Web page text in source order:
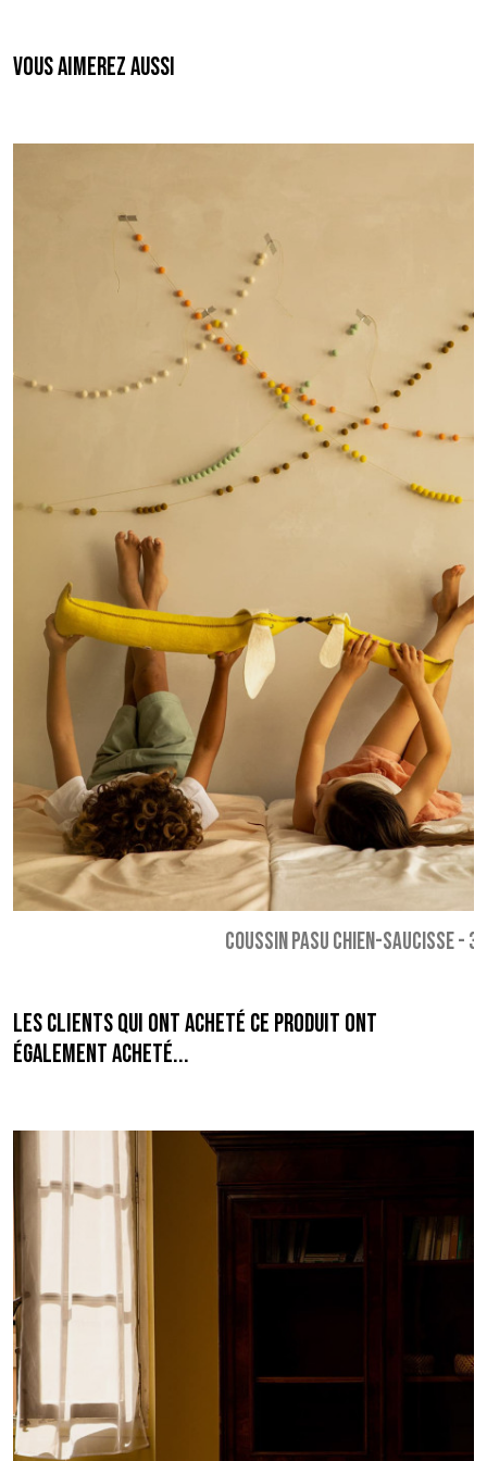
Vous aimerez aussi
COUSSIN PASU CHIEN-SAUCISSE-
Les clients qui ont acheté ce produit ont
également acheté...